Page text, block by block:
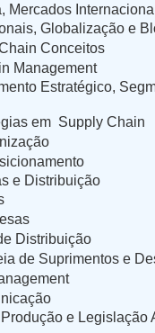
Mercados
Globalização e
Conceitos
Management
Estratégico,
em Supply Chain
e Distribuição
Distribuição
de Suprimentos e
e Legislação